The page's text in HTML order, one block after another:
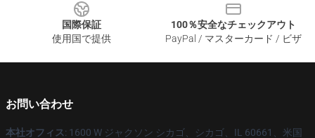
国際保証
使用国で提供
100％安全なチェックアウト
PayPal / マスターカード / ビザ
お問い合わせ
本社オフィス: 1600 W ジャクソン シカゴ、シカゴ、IL 60661、米国